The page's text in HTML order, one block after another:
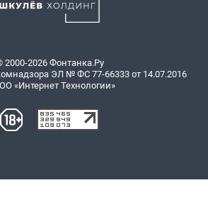
2000-2026 Фонтанка.Ру
ЭЛ № ФС 77-66333 от 14.07.2016
«Интернет Технологии»